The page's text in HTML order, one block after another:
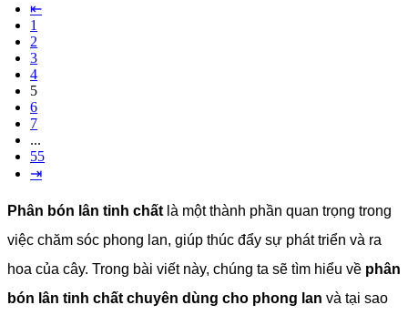
⇤
1
2
3
4
5
6
7
...
55
⇥
Phân bón lân tinh chất là một thành phần quan trọng trong
việc chăm sóc phong lan, giúp thúc đẩy sự phát triển và ra
hoa của cây. Trong bài viết này, chúng ta sẽ tìm hiểu về phân
bón lân tinh chất chuyên dùng cho phong lan và tại sao